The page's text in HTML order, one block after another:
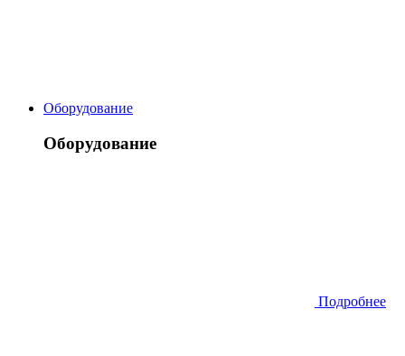
Оборудование
Оборудование
Подробнее